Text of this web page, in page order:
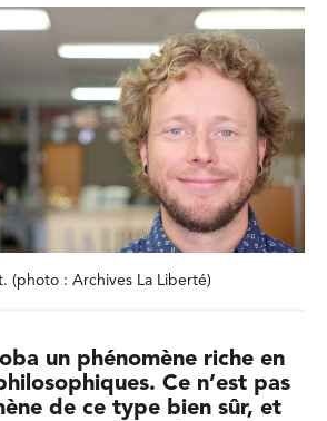
(photo : Archives La Liberté)
un phénomène riche en
Ce n’est pas
de ce type bien sûr, et